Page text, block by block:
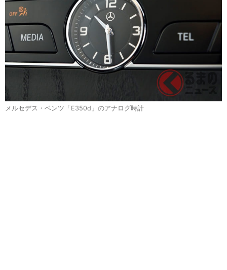
メルセデス・ベンツ「E350d」のアナログ時計